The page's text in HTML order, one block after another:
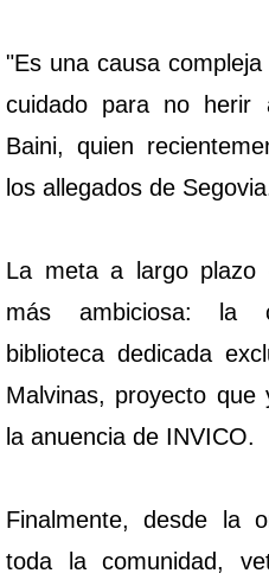
"Es una causa
cuidado para no herir
Baini, quien
los allegados de
La meta a largo plazo
más ambiciosa: la
biblioteca dedicada
Malvinas, proyecto
la anuencia de INVICO.
Finalmente, desde la
toda la comunidad,